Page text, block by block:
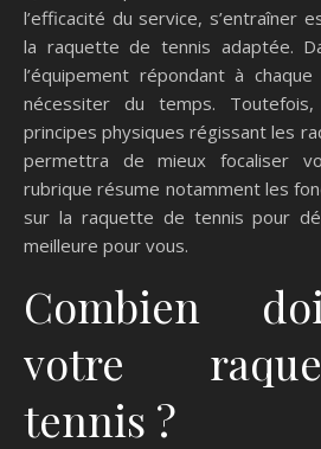
l’efficacité du service, s’entraîner
la raquette de tennis adaptée.
l’équipement répondant à
nécessiter du temps. Toutefois,
principes physiques régissant les
permettra de mieux focaliser
rubrique résume notamment les
sur la raquette de tennis pour
meilleure pour vous.
Combien
votre
tennis ?